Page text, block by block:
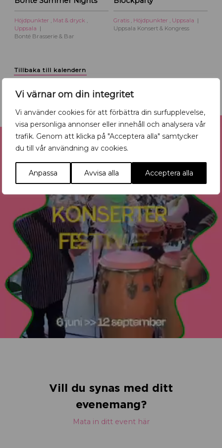
Vi värnar om din integritet
Vi använder cookies för att förbättra din surfupplevelse,
visa personliga annonser eller innehåll och analysera vår
trafik. Genom att klicka på "Acceptera alla" samtycker
du till vår användning av cookies.
Anpassa Avvisa alla Acceptera alla
Höjdpunkter Mat & dryck
Uppsala
Bonté Brasserie & Bar
Gratis Höjdpunkter
Uppsala
Uppsala Konsert & Kongress
Tillbaka till kalendern
Reklam
Vill du synas med ditt
evenemang?
Mata in ditt event här